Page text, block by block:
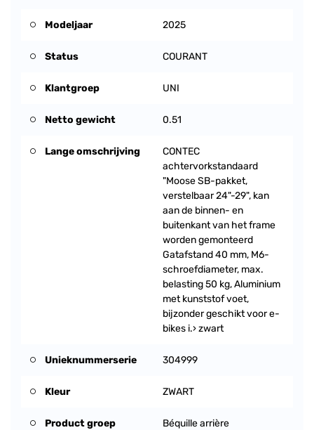
Modeljaar 2025
Status COURANT
Klantgroep UNI
Netto gewicht 0.51
Lange omschrijving
CONTEC
achtervorkstandaard
"Moose SB-pakket,
verstelbaar 24"-29", kan
aan de binnen- en
buitenkant van het frame
worden gemonteerd
Gatafstand 40 mm, M6-
schroefdiameter, max.
belasting 50 kg, Aluminium
met kunststof voet,
bijzonder geschikt voor e-
bikes i.› zwart
Unieknummerserie 304999
Kleur ZWART
Product groep
Béquille arrière